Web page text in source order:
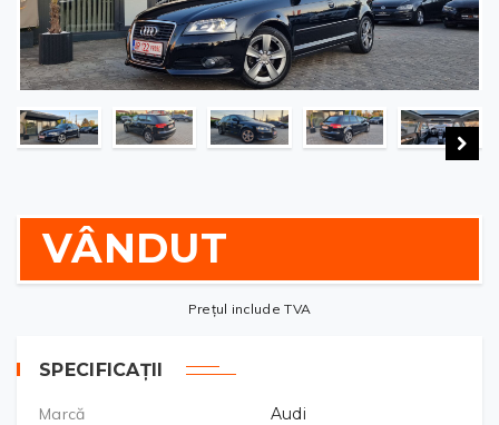
VÂNDUT
Prețul include TVA
SPECIFICAȚII
Marcă
Audi